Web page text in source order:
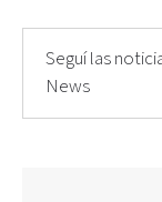
Seguí las
News